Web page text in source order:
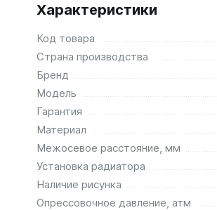
Характеристики
Код товара
Страна производства
Бренд
Модель
Гарантия
Материал
Межосевое расстояние, мм
Установка радиатора
Наличие рисунка
Опрессовочное давление, атм